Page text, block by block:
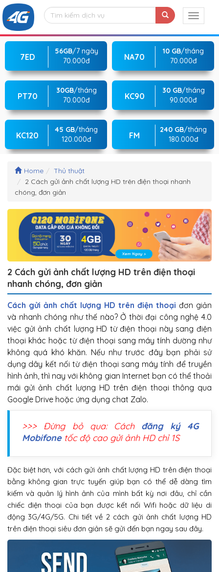
7ED
56GB/7 ngày
70.000đ
NA70
10 GB/tháng
70.000đ
PT70
30GB/tháng
70.000đ
KC90
30 GB/tháng
90.000đ
KC120
45 GB/tháng
120.000đ
FM
240 GB/tháng
180.000đ
Home
Thủ thuật
2 Cách gửi ảnh chất lượng HD trên điện thoại nhanh
chóng, đơn giản
2 Cách gửi ảnh chất lượng HD trên điện thoại
nhanh chóng, đơn giản
Cách gửi ảnh chất lượng HD trên điện thoại đơn giản
và nhanh chóng như thế nào? Ở thời đại công nghệ 4.0
việc gửi ảnh chất lượng HD từ điện thoại này sang điện
thoại khác hoặc từ điện thoại sang máy tính dường như
không quá khó khăn. Nếu như trước đây bạn phải sử
dụng dây kết nối từ điện thoại sang máy tính để truyền
hình ảnh, thì nay với không gian Internet bạn có thể thoải
mái gửi ảnh chất lượng HD trên điện thoại thông qua
Google Drive hoặc ứng dụng chat Zalo.
>>> Đừng bỏ qua: Cách đăng ký 4G
Mobifone tốc độ cao gửi ảnh HD chỉ 1S
Đặc biệt hơn, với cách gửi ảnh chất lượng HD trên điện thoại
bằng không gian trực tuyến giúp bạn có thể dễ dàng tìm
kiếm và quản lý hình ảnh của mình bất kỳ nơi đâu, chỉ cần
chiếc điện thoại của bạn được kết nối Wifi hoặc dữ liệu di
động 3G/4G/5G. Chi tiết về 2 cách gửi ảnh chất lượng HD
trên điện thoại siêu đơn giản sẽ gửi đến bạn ngay sau đây.